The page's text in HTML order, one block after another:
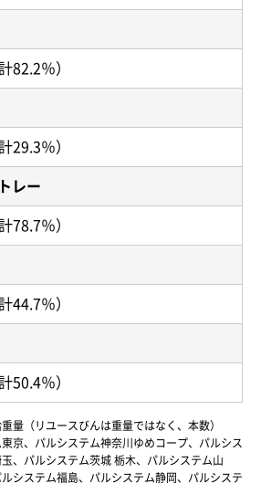
82.2％）
29.3％）
レー
78.7％）
44.7％）
50.4％）
量（リユースびんは重量ではなく、本数）
京、パルシステム神奈川ゆめコープ、パルシス
、パルシステム茨城 栃木、パルシステム山
システム福島、パルシステム静岡、パルシステ